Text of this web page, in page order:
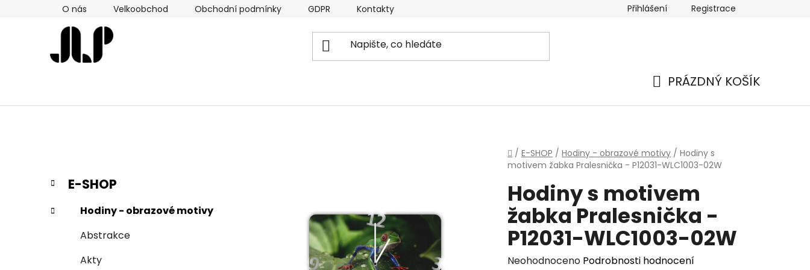
O nás Velkoobchod Obchodní podmínky GDPR Kontakty Přihlášení Registrace
PRÁZDNÝ KOŠÍK
Domů
/ E-SHOP / Hodiny - obrazové motivy / Hodiny s
motivem žabka Pralesnička - P12031-WLC1003-02W
P
s
Přeskočit
kategorie
K
a
t
e
E-SHOP
Hodiny - obrazové motivy
Abstrakce
Akty
Hodiny s motivem
žabka Pralesnička -
P12031-WLC1003-02W
Průměrné
Neohodnoceno Podrobnosti hodnocení